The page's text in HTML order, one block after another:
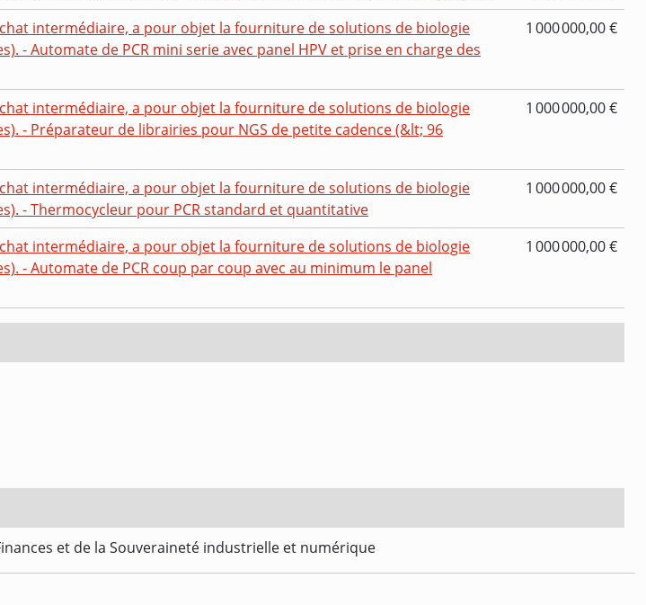
intermédiaire, a pour objet la fourniture de solutions de biologie
- Automate de PCR mini serie avec panel HPV et prise en charge des
1 000 000,00 €
intermédiaire, a pour objet la fourniture de solutions de biologie
- Préparateur de librairies pour NGS de petite cadence (&lt; 96
1 000 000,00 €
intermédiaire, a pour objet la fourniture de solutions de biologie
- Thermocycleur pour PCR standard et quantitative
1 000 000,00 €
intermédiaire, a pour objet la fourniture de solutions de biologie
- Automate de PCR coup par coup avec au minimum le panel
1 000 000,00 €
et de la Souveraineté industrielle et numérique